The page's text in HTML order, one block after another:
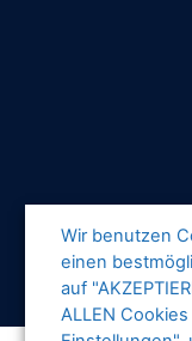
Wir benutzen
einen
auf
ALLEN